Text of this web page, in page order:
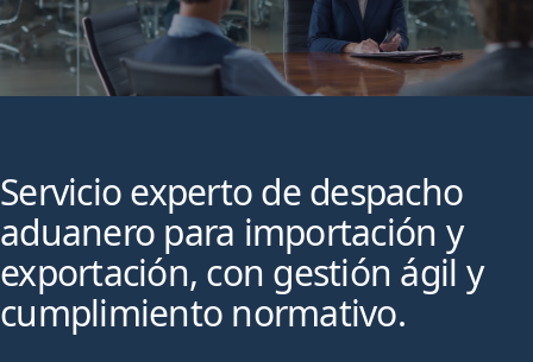
Servicio experto de despacho
aduanero para importación y
exportación, con gestión ágil y
cumplimiento normativo.